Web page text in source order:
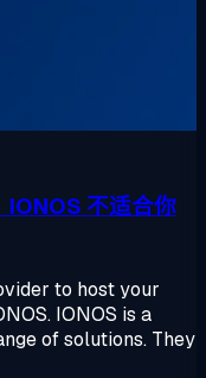
不适合你
to host your
IONOS is a
of solutions. They